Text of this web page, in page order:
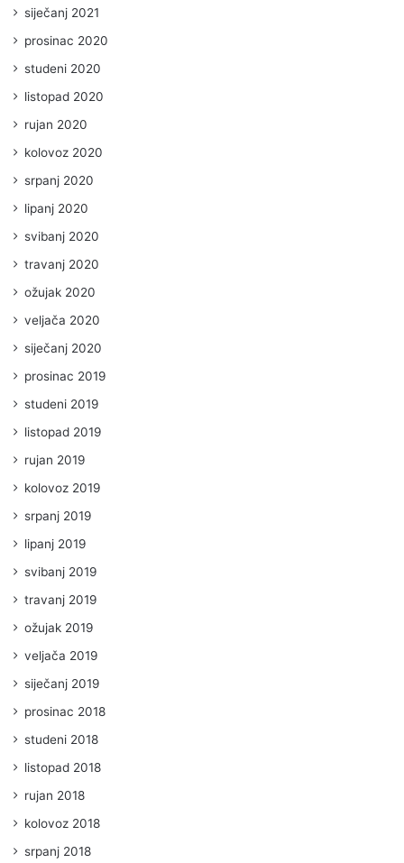
siječanj 2021
prosinac 2020
studeni 2020
listopad 2020
rujan 2020
kolovoz 2020
srpanj 2020
lipanj 2020
svibanj 2020
travanj 2020
ožujak 2020
veljača 2020
siječanj 2020
prosinac 2019
studeni 2019
listopad 2019
rujan 2019
kolovoz 2019
srpanj 2019
lipanj 2019
svibanj 2019
travanj 2019
ožujak 2019
veljača 2019
siječanj 2019
prosinac 2018
studeni 2018
listopad 2018
rujan 2018
kolovoz 2018
srpanj 2018